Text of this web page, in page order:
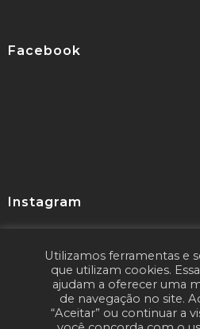
Facebook
Instagram
Utilizamos ferramentas e
que utilizam cookies.
ajudam a oferecer uma
de navegação no site.
“Aceitar” ou continuar a